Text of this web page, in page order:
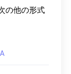
デジタル著作
年、